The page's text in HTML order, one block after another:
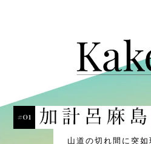
山道の切れ間に突如